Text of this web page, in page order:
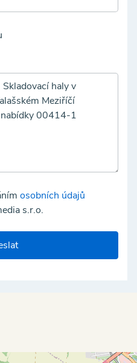
osobních údajů
s.r.o.